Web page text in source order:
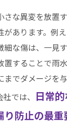
さな異変を放置
あります。例
細な傷は、一見
置することで雨
までダメージを
では、 日常
り防止の最重